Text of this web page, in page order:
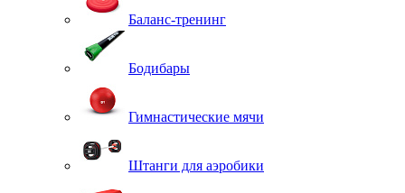
Баланс-тренинг
Бодибары
Гимнастические мячи
Штанги для аэробики